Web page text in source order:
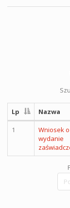
Lp Nazwa
1
Wniosek o
wydanie